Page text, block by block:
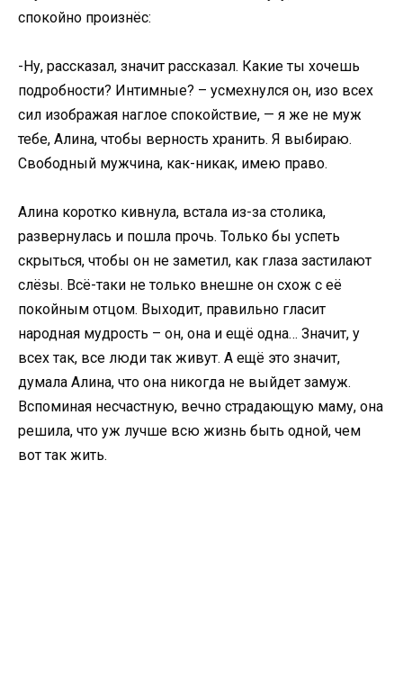
спокойно произнёс:
-Ну, рассказал, значит рассказал. Какие ты хочешь
подробности? Интимные? – усмехнулся он, изо всех
сил изображая наглое спокойствие, — я же не муж
тебе, Алина, чтобы верность хранить. Я выбираю.
Свободный мужчина, как-никак, имею право.
Алина коротко кивнула, встала из-за столика,
развернулась и пошла прочь. Только бы успеть
скрыться, чтобы он не заметил, как глаза застилают
слёзы. Всё-таки не только внешне он схож с её
покойным отцом. Выходит, правильно гласит
народная мудрость – он, она и ещё одна… Значит, у
всех так, все люди так живут. А ещё это значит,
думала Алина, что она никогда не выйдет замуж.
Вспоминая несчастную, вечно страдающую маму, она
решила, что уж лучше всю жизнь быть одной, чем
вот так жить.